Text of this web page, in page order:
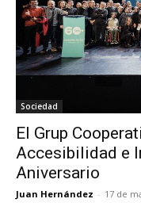
Sociedad
El Grup
Accesibilidad e
Aniversario
Juan Hernández - 17 de